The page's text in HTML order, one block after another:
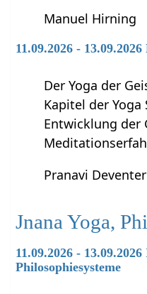
Manuel Hirning
11.09.2026 -
Der Yoga der
Kapitel der
Entwicklung der
Pranavi Deventer
Jnana Yoga,
11.09.2026 -
Philosophiesysteme